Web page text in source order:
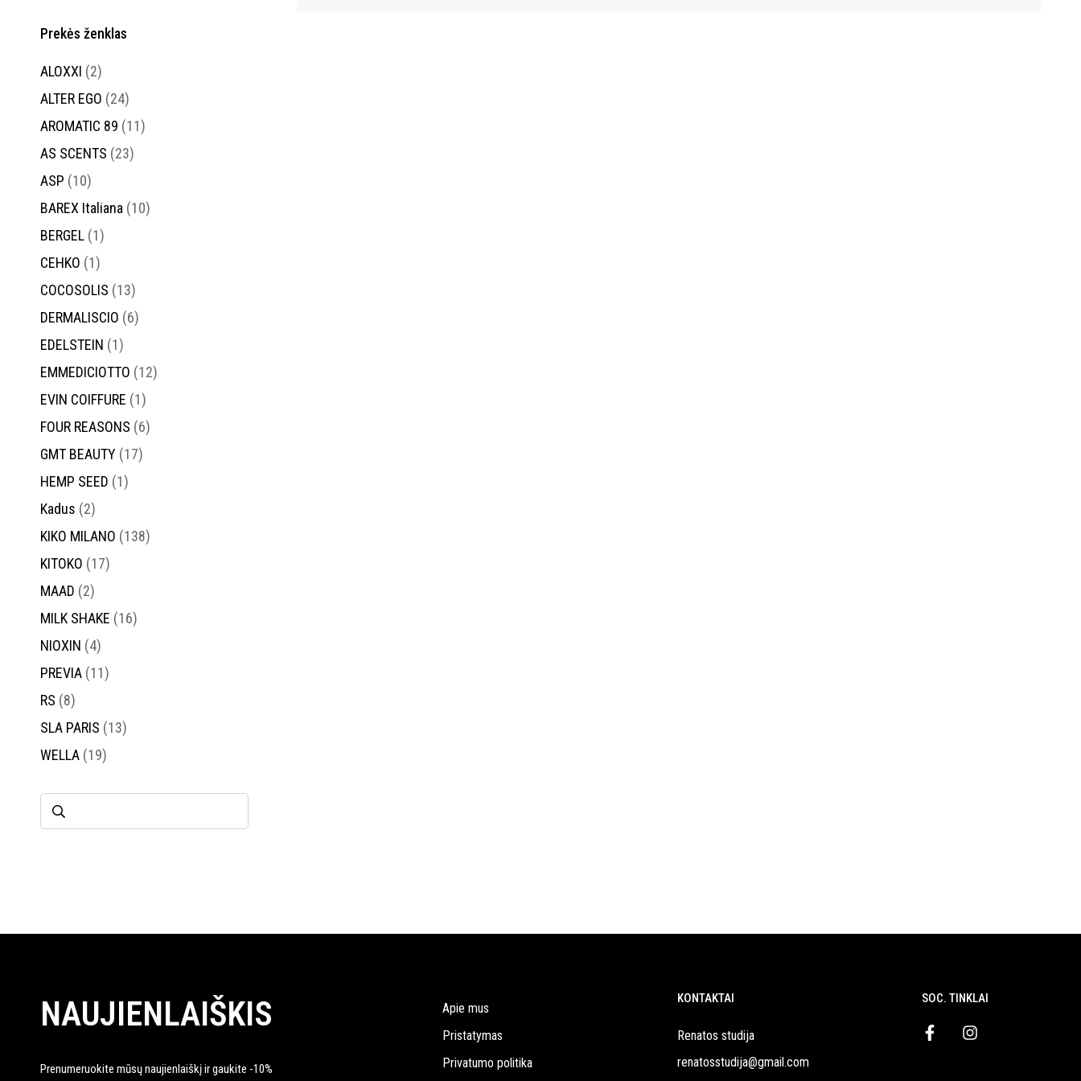
Prekės ženklas
ALOXXI (2)
ALTER EGO (24)
AROMATIC 89 (11)
AS SCENTS (23)
ASP (10)
BAREX Italiana (10)
BERGEL (1)
CEHKO (1)
COCOSOLIS (13)
DERMALISCIO (6)
EDELSTEIN (1)
EMMEDICIOTTO (12)
EVIN COIFFURE (1)
FOUR REASONS (6)
GMT BEAUTY (17)
HEMP SEED (1)
Kadus (2)
KIKO MILANO (138)
KITOKO (17)
MAAD (2)
MILK SHAKE (16)
NIOXIN (4)
PREVIA (11)
RS (8)
SLA PARIS (13)
WELLA (19)
NAUJIENLAIŠKIS
Prenumeruokite mūsų naujienlaiškį ir gaukite -10%
Apie mus
Pristatymas
Privatumo politika
KONTAKTAI
Renatos studija
renatosstudija@gmail.com
SOC. TINKLAI